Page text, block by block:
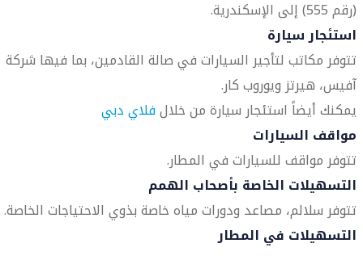
(رقم 555) إلى الإسكندرية.
استئجار سيارة
تتوفر مكاتب لتأجير السيارات في صالة القادمين، بما فيها شركة
آفيس، هيرتز ويوروب كار.
يمكنك أيضاً استئجار سيارة من خلالفلاي دبي
مواقف السيارات
تتوفر مواقف للسيارات في المطار.
التسهيلات الخاصة بأصحاب الهمم
تتوفر سلالم، مصاعد ودورات مياه خاصة بذوي الاحتياجات الخاصة.
التسهيلات في المطار